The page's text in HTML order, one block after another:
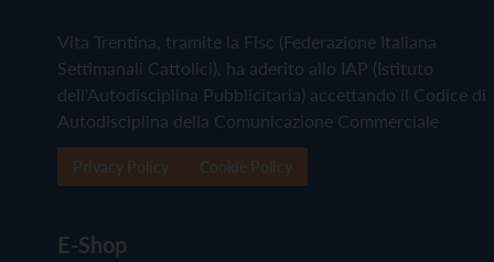
Vita Trentina, tramite la Fisc (Federazione Italiana
Settimanali Cattolici), ha aderito allo IAP (Istituto
dell'Autodisciplina Pubblicitaria) accettando il Codice di
Autodisciplina della Comunicazione Commerciale
E-Shop